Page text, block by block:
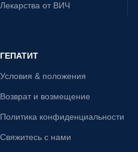
Лекарства от ВИЧ
ГЕПАТИТ
Условия & положения
Возврат и возмещение
Политика конфиденциальности
Свяжитесь с нами